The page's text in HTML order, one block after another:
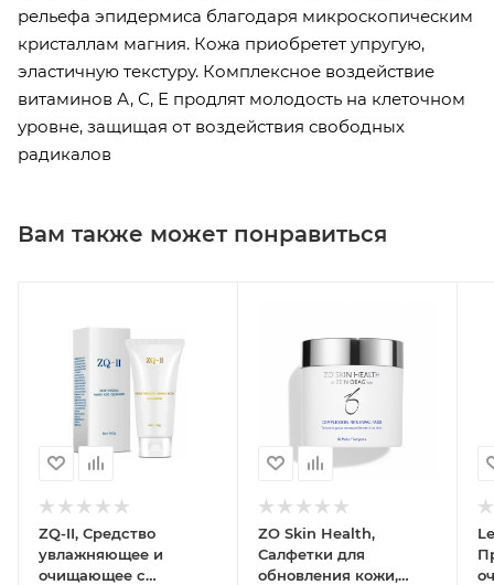
рельефа эпидермиса благодаря микроскопическим
кристаллам магния. Кожа приобретет упругую,
эластичную текстуру. Комплексное воздействие
витаминов А, С, Е продлят молодость на клеточном
уровне, защищая от воздействия свободных
радикалов
Вам также может понравиться
ZQ-II, Средство
увлажняющее и
очищающее с
ZO Skin Health,
Салфетки для
обновления кожи,